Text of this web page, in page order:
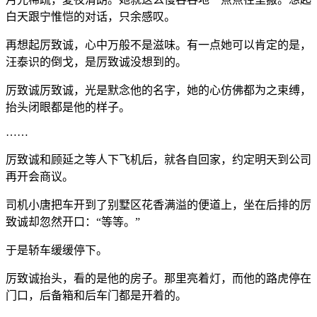
白天跟宁惟恺的对话，只余感叹。
再想起厉致诚，心中万般不是滋味。有一点她可以肯定的是，
汪泰识的倒戈，是厉致诚没想到的。
厉致诚厉致诚，光是默念他的名字，她的心仿佛都为之束缚，
抬头闭眼都是他的样子。
……
厉致诚和顾延之等人下飞机后，就各自回家，约定明天到公司
再开会商议。
司机小唐把车开到了别墅区花香满溢的便道上，坐在后排的厉
致诚却忽然开口：“等等。”
于是轿车缓缓停下。
厉致诚抬头，看的是他的房子。那里亮着灯，而他的路虎停在
门口，后备箱和后车门都是开着的。